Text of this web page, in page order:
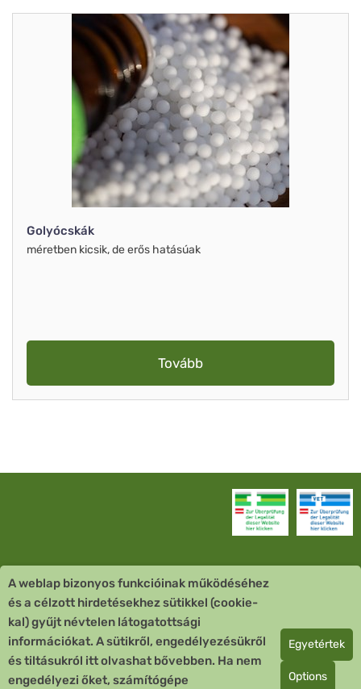
Golyócskák
méretben kicsik, de erős hatásúak
Tovább
Vevőszolgálat
Quick Links
Fizetési mód
A weblap bizonyos funkcióinak működéséhez
és a célzott hirdetésekhez sütikkel (cookie-
kal) gyűjt névtelen látogatottsági
információkat. A sütikről, engedélyezésükről
és tiltásukról itt olvashat bővebben. Ha nem
engedélyezi őket, számítógépe
Egyetértek
Options